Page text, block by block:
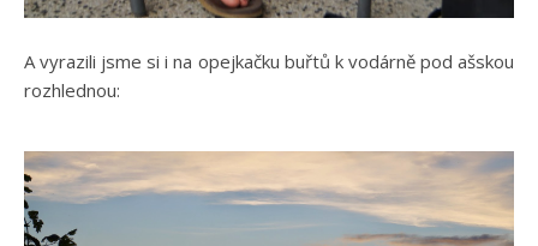
A vyrazili jsme si i na opejkačku buřtů k vodárně pod ašskou
rozhlednou: